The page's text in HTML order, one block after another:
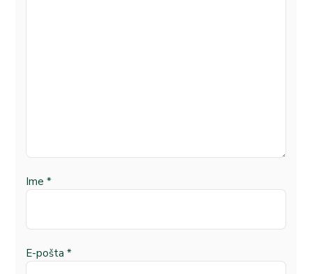
Ime *
E-pošta *